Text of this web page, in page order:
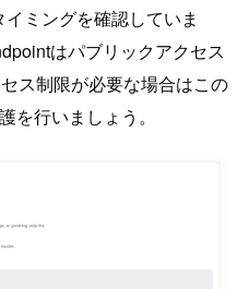
ミングを確認していま
はパブリックアクセス
ス制限が必要な場合はこの
を行いましょう。